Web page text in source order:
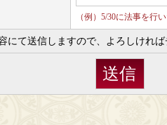
（例）5/30に法事を行
にて送信しますので、よろしけれ